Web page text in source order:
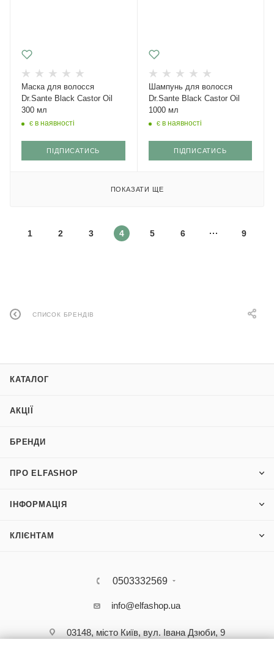
Маска для волосся
Dr.Sante Black Castor Oil
300 мл
є в наявності
ПІДПИСАТИСЬ
Шампунь для волосся
Dr.Sante Black Castor Oil
1000 мл
є в наявності
ПІДПИСАТИСЬ
ПОКАЗАТИ ЩЕ
1 2 3 4 5 6 9
СПИСОК БРЕНДІВ
КАТАЛОГ
АКЦІЇ
БРЕНДИ
ПРО ELFASHOP
ІНФОРМАЦІЯ
КЛІЄНТАМ
0503332569
info@elfashop.ua
03148, місто Київ, вул. Івана Дзюби, 9